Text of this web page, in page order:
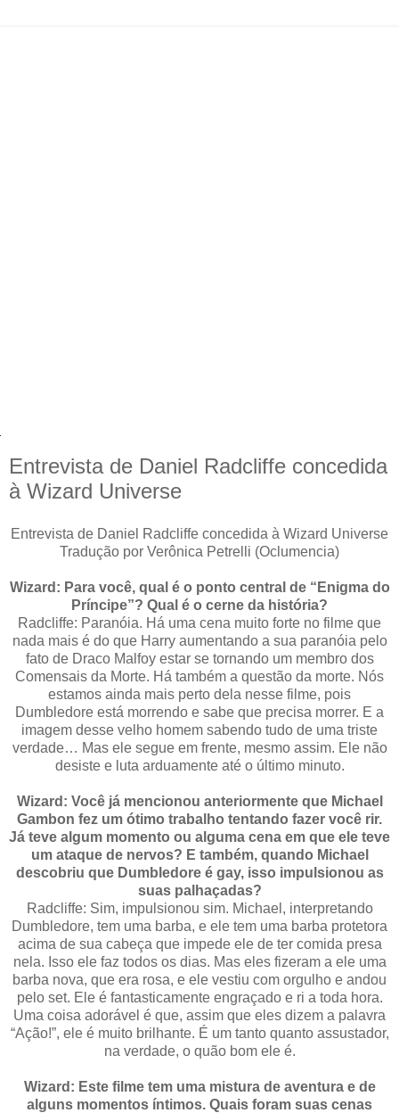
Entrevista de Daniel Radcliffe concedida
à Wizard Universe
Entrevista de Daniel Radcliffe concedida à Wizard Universe
Tradução por Verônica Petrelli (Oclumencia)
Wizard: Para você, qual é o ponto central de “Enigma do
Príncipe”? Qual é o cerne da história?
Radcliffe: Paranóia. Há uma cena muito forte no filme que
nada mais é do que Harry aumentando a sua paranóia pelo
fato de Draco Malfoy estar se tornando um membro dos
Comensais da Morte. Há também a questão da morte. Nós
estamos ainda mais perto dela nesse filme, pois
Dumbledore está morrendo e sabe que precisa morrer. E a
imagem desse velho homem sabendo tudo de uma triste
verdade… Mas ele segue em frente, mesmo assim. Ele não
desiste e luta arduamente até o último minuto.
Wizard: Você já mencionou anteriormente que Michael
Gambon fez um ótimo trabalho tentando fazer você rir.
Já teve algum momento ou alguma cena em que ele teve
um ataque de nervos? E também, quando Michael
descobriu que Dumbledore é gay, isso impulsionou as
suas palhaçadas?
Radcliffe: Sim, impulsionou sim. Michael, interpretando
Dumbledore, tem uma barba, e ele tem uma barba protetora
acima de sua cabeça que impede ele de ter comida presa
nela. Isso ele faz todos os dias. Mas eles fizeram a ele uma
barba nova, que era rosa, e ele vestiu com orgulho e andou
pelo set. Ele é fantasticamente engraçado e ri a toda hora.
Uma coisa adorável é que, assim que eles dizem a palavra
“Ação!”, ele é muito brilhante. É um tanto quanto assustador,
na verdade, o quão bom ele é.
Wizard: Este filme tem uma mistura de aventura e de
alguns momentos íntimos. Quais foram suas cenas